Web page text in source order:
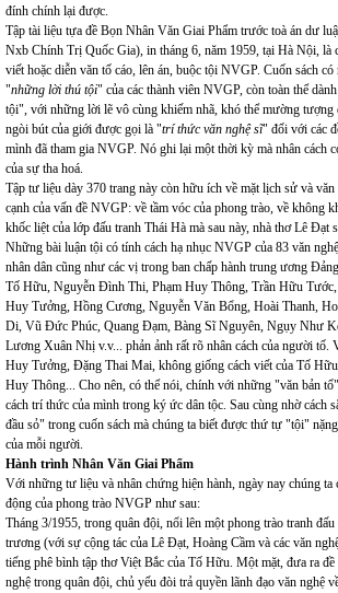
đính chính lại được.
Tập tài liệu tựa đề Bọn Nhân Văn Giai Phẩm trước toà án dư
Nxb Chính Trị Quốc Gia), in tháng 6, năm 1959, tại Hà Nội, là
viết hoặc diễn văn tố cáo, lên án, buộc tội NVGP. Cuốn sách
"những lời thú tội" của các thành viên NVGP, còn toàn thể
tội", với những lời lẽ vô cùng khiếm nhã, khó thể mường tượng
ngòi bút của giới được gọi là "trí thức văn nghệ sĩ" đối với các
mình đã tham gia NVGP. Nó ghi lại một thời kỳ mà nhân cách
của sự tha hoá.
Tập tư liệu dày 370 trang này còn hữu ích về mặt lịch sử và
cạnh của vấn đề NVGP: về tầm vóc của phong trào, về không
khốc liệt của lớp đấu tranh Thái Hà mà sau này, nhà thơ Lê Đạt
Những bài luận tội có tính cách hạ nhục NVGP của 83 văn
nhân dân cũng như các vị trong ban chấp hành trung ương
Tố Hữu, Nguyễn Đình Thi, Phạm Huy Thông, Trần Hữu
Huy Tưởng, Hồng Cương, Nguyễn Văn Bổng, Hoài Thanh,
Di, Vũ Đức Phúc, Quang Đạm, Bàng Sĩ Nguyên, Ngụy Như
Lương Xuân Nhị v.v... phản ảnh rất rõ nhân cách của người tố.
Huy Tưởng, Đặng Thai Mai, không giống cách viết của Tố
Huy Thông... Cho nên, có thể nói, chính với những "văn bản
cách trí thức của mình trong ký ức dân tộc. Sau cùng nhờ cách
đầu sỏ" trong cuốn sách mà chúng ta biết được thứ tự "tội"
của mỗi người.
Hành trình Nhân Văn Giai Phẩm
Với những tư liệu và nhân chứng hiện hành, ngày nay chúng ta
động của phong trào NVGP như sau:
Tháng 3/1955, trong quân đội, nổi lên một phong trào tranh
trương (với sự cộng tác của Lê Đạt, Hoàng Cầm và các văn
tiếng phê bình tập thơ Việt Bắc của Tố Hữu. Một mặt, đưa ra
nghệ trong quân đội, chủ yếu đòi trả quyền lãnh đạo văn nghệ